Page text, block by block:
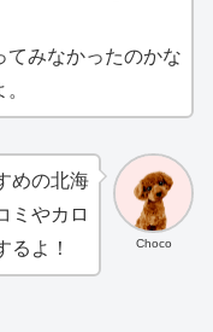
てみなかったのかな
Choco
めの北海
ミやカロ
るよ！